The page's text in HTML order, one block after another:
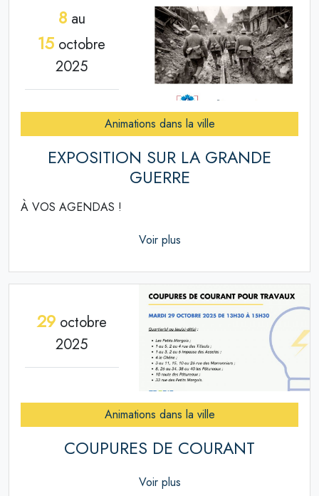
8au
15 octobre
2025
Animations dans la ville
EXPOSITION SUR LA GRANDE
GUERRE
À VOS AGENDAS !
Voir plus
29octobre
2025
Animations dans la ville
COUPURES DE COURANT
Voir plus